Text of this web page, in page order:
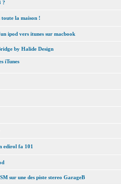
?
toute la maison !
ipod vers itunes sur macbook
by Halide Design
iTunes
edirol fa 101
sur une des piste stereo GarageB